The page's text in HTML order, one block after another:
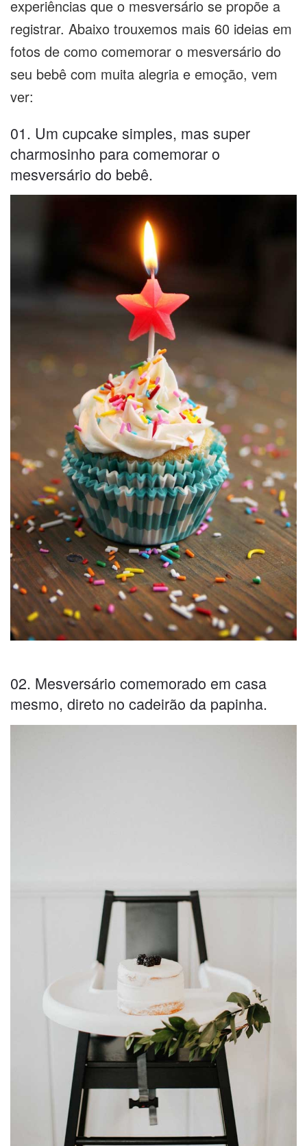
experiências que o mesversário se propõe a
registrar. Abaixo trouxemos mais 60 ideias em
fotos de como comemorar o mesversário do
seu bebê com muita alegria e emoção, vem
ver:
01. Um cupcake simples, mas super
charmosinho para comemorar o
mesversário do bebê.
02. Mesversário comemorado em casa
mesmo, direto no cadeirão da papinha.